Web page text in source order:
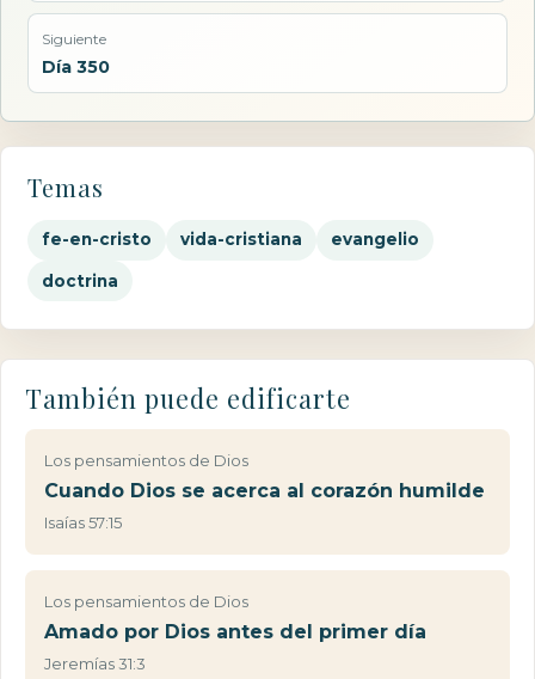
Siguiente
Día 350
Temas
fe-en-cristo vida-cristiana evangelio
doctrina
También puede edificarte
Los pensamientos de Dios
Cuando Dios se acerca al corazón humilde
Isaías 57:15
Los pensamientos de Dios
Amado por Dios antes del primer día
Jeremías 31:3